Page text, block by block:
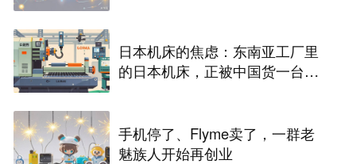
日本机床的焦虑：东南亚工厂里
的日本机床，正被中国货一台台
手机停了、Flyme卖了，一群老
魅族人开始再创业